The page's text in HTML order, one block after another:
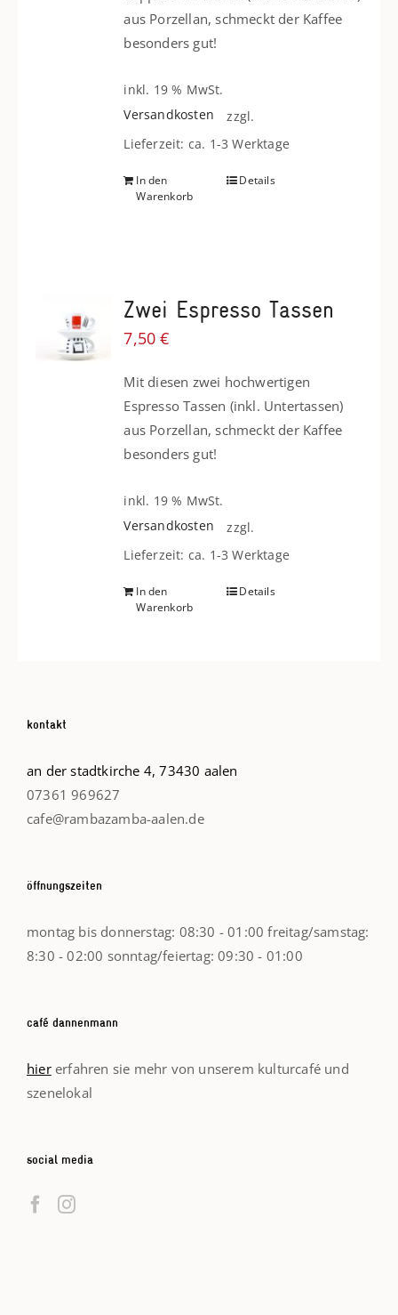
aus Porzellan, schmeckt der Kaffee
besonders gut!
inkl. 19 % MwSt.
zzgl.
Versandkosten
Lieferzeit: ca. 1-3 Werktage
In den
Warenkorb
Details
Zwei Espresso Tassen
7,50€
Mit diesen zwei hochwertigen
Espresso Tassen (inkl. Untertassen)
aus Porzellan, schmeckt der Kaffee
besonders gut!
inkl. 19 % MwSt.
zzgl.
Versandkosten
Lieferzeit: ca. 1-3 Werktage
In den
Warenkorb
Details
kontakt
an der stadtkirche 4, 73430 aalen
07361 969627
cafe@rambazamba-aalen.de
öffnungszeiten
montag bis donnerstag: 08:30 - 01:00 freitag/samstag:
8:30 - 02:00 sonntag/feiertag: 09:30 - 01:00
ca­fé dannenmann
hiererfahren sie mehr von unserem kulturcafé und
szenelokal
social media